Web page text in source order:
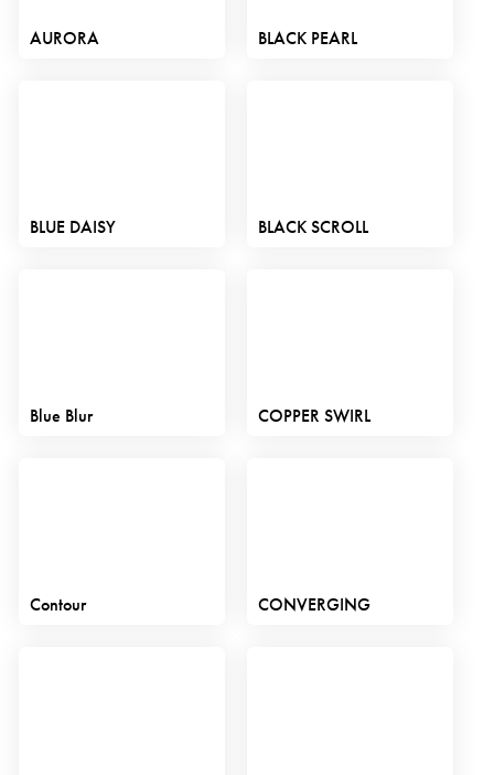
AURORA BLACK PEARL
BLUE DAISY BLACK SCROLL
Blue Blur COPPER SWIRL
Contour CONVERGING